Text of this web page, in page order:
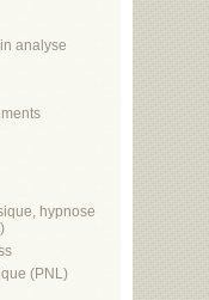
analyse
hypnose
(PNL)